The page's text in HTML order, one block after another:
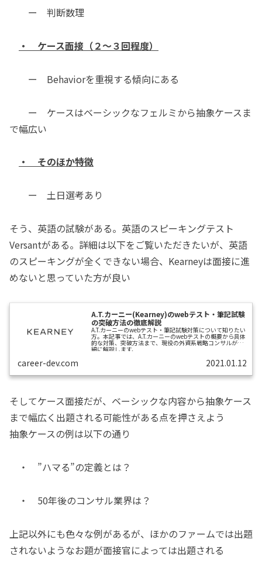
ー 判断数理
・ ケース面接（２～３回程度）
ー Behaviorを重視する傾向にある
ー ケースはベーシックなフェルミから抽象ケースま
で幅広い
・ そのほか特徴
ー 土日選考あり
そう、英語の試験がある。英語のスピーキングテスト
Versantがある。詳細は以下をご覧いただきたいが、英語
のスピーキングが全くできない場合、Kearneyは面接に進
めないと思っていた方が良い
A.T.カーニー(Kearney)のwebテスト・筆記試験
の突破方法の徹底解説
A.T.カーニーのwebテスト・筆記試験対策について知りたい
方。本記事では、A.T.カーニーのwebテストの概要から具体
的な対策、突破方法まで、現役の外資系戦略コンサルが詳
細に解説します、
career-dev.com 2021.01.12
そしてケース面接だが、ベーシックな内容から抽象ケース
まで幅広く出題される可能性がある点を押さえよう
抽象ケースの例は以下の通り
・ ”ハマる”の定義とは？
・ 50年後のコンサル業界は？
上記以外にも色々な例があるが、ほかのファームでは出題
されないようなお題が面接官によっては出題される